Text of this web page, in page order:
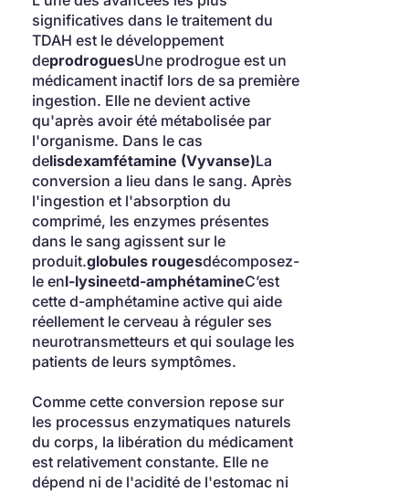
significatives dans le traitement du
TDAH est le développement
deprodroguesUne prodrogue est un
médicament inactif lors de sa première
ingestion. Elle ne devient active
qu'après avoir été métabolisée par
l'organisme. Dans le cas
delisdexamfétamine (Vyvanse)La
conversion a lieu dans le sang. Après
l'ingestion et l'absorption du
comprimé, les enzymes présentes
dans le sang agissent sur le
produit.globules rougesdécomposez-
le enl-lysineetd-amphétamineC’est
cette d-amphétamine active qui aide
réellement le cerveau à réguler ses
neurotransmetteurs et qui soulage les
patients de leurs symptômes.
Comme cette conversion repose sur
les processus enzymatiques naturels
du corps, la libération du médicament
est relativement constante. Elle ne
dépend ni de l'acidité de l'estomac ni